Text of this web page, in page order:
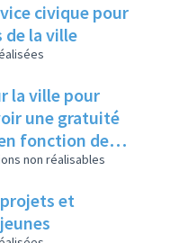
civique pour
de la ville
la ville pour
une gratuité
fonction de
de la ville
non réalisables
et